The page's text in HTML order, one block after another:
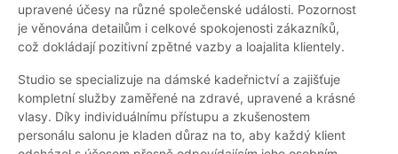
upravené účesy na různé společenské události. Pozornost
je věnována detailům i celkové spokojenosti zákazníků,
což dokládají pozitivní zpětné vazby a loajalita klientely.
Studio se specializuje na dámské kadeřnictví a zajišťuje
kompletní služby zaměřené na zdravé, upravené a krásné
vlasy. Díky individuálnímu přístupu a zkušenostem
personálu salonu je kladen důraz na to, aby každý klient